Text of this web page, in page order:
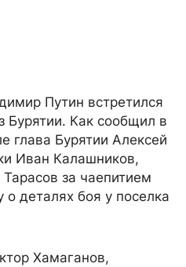
Путин встретился
Бурятии. Как сообщил в
глава Бурятии Алексей
Иван Калашников,
за чаепитием
о деталях боя у поселка
Хамаганов,